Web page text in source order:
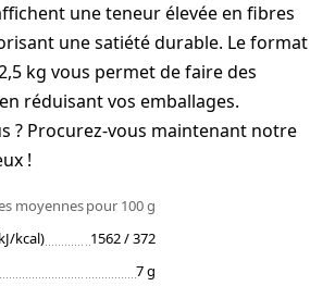
une teneur élevée en fibres
une satiété durable. Le format
kg vous permet de faire des
réduisant vos emballages.
? Procurez-vous maintenant notre
!
moyennespour 100 g
kcal)
1562 / 372
7 g